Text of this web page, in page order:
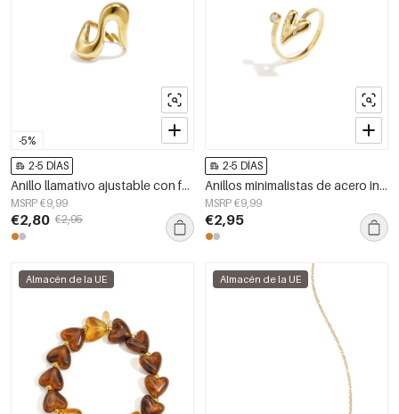
-5%
2-5 DÍAS
Anillo llamativo ajustable con forma ondulada
MSRP €9,99
€2,80 €2,95
2-5 DÍAS
Anillos minimalistas de acero inoxidable chapados en oro de 14 quilates con forma de corazón, estilo casual y sencillo, para mujer.
MSRP €9,99
€2,95
Almacén de la UE Almacén de la UE